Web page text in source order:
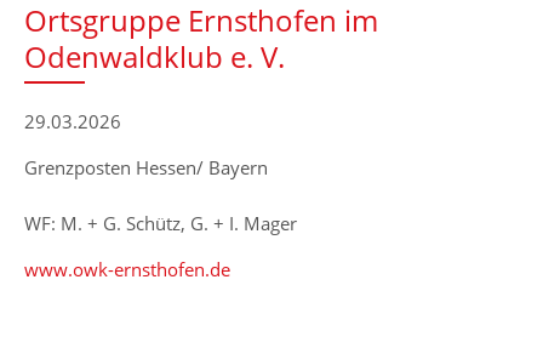
Ortsgruppe Ernsthofen im
Odenwaldklub e. V.
29.03.2026
Grenzposten Hessen/ Bayern
WF: M. + G. Schütz, G. + I. Mager
www.owk-ernsthofen.de